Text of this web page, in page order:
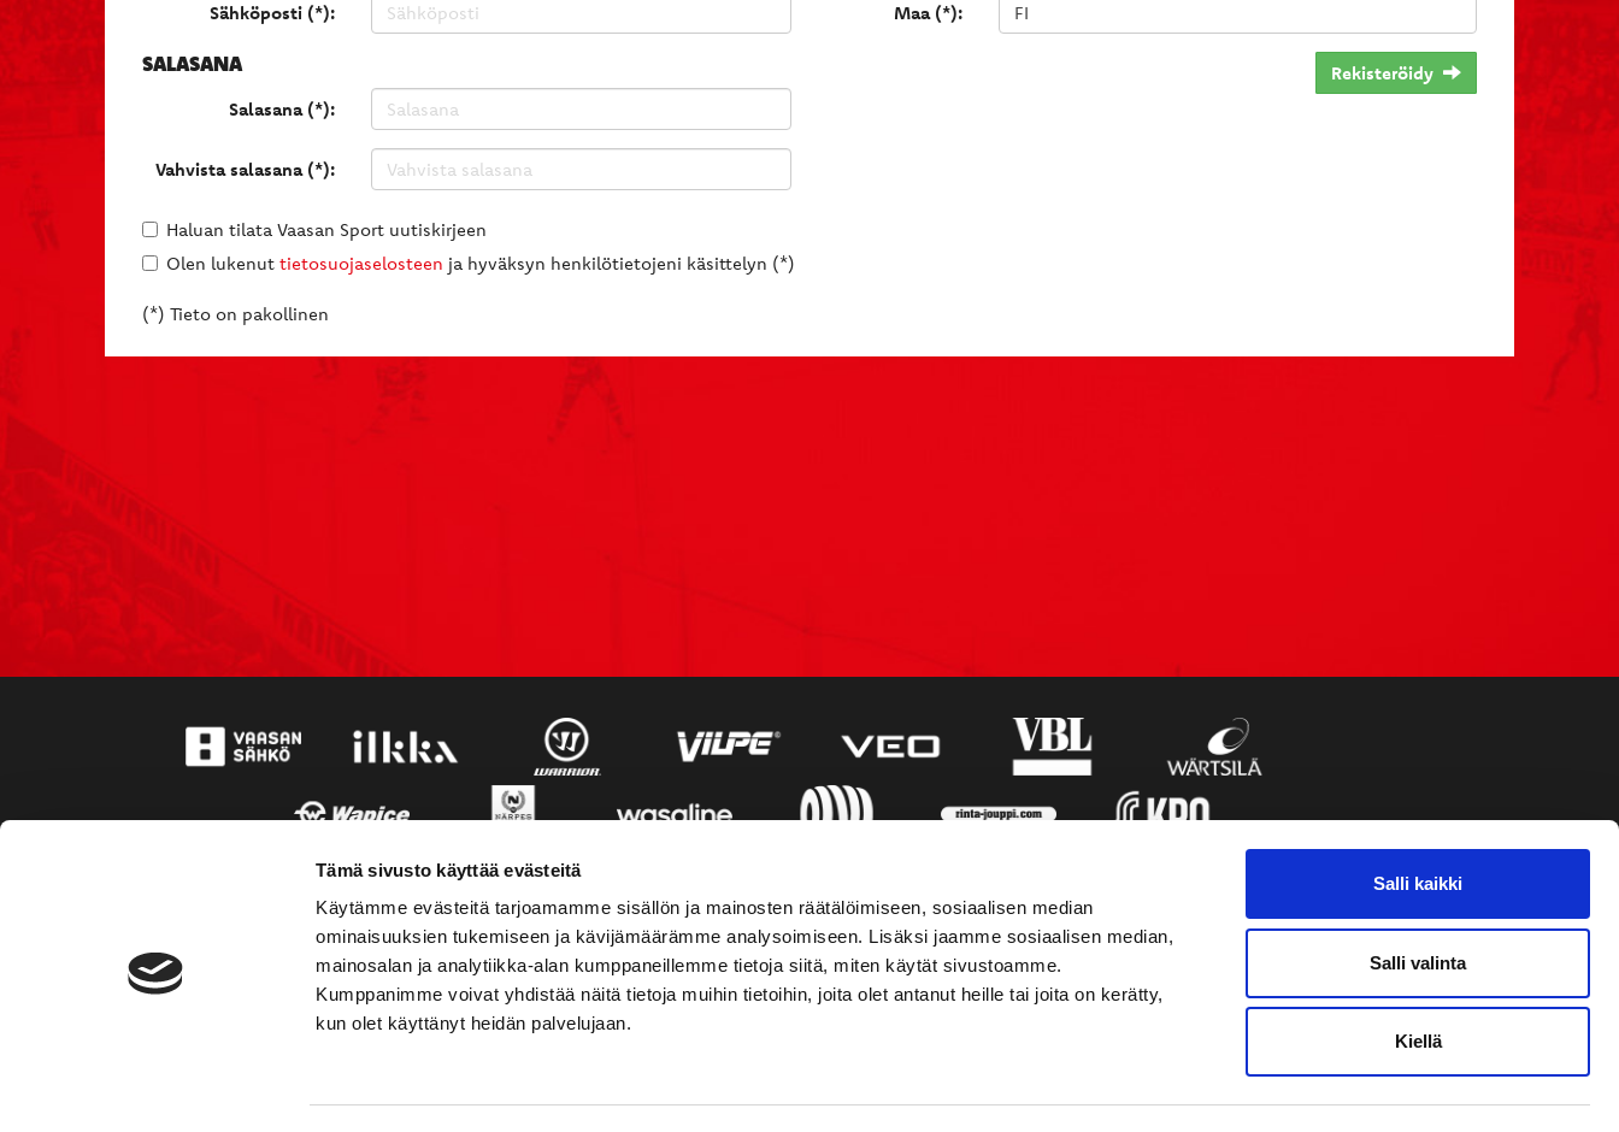
Tämä sivusto käyttää evästeitä
Käytämme evästeitä tarjoamamme sisällön ja mainosten räätälöimiseen, sosiaalisen median
ominaisuuksien tukemiseen ja kävijämäärämme analysoimiseen. Lisäksi jaamme sosiaalisen median,
mainosalan ja analytiikka-alan kumppaneillemme tietoja siitä, miten käytät sivustoamme.
Kumppanimme voivat yhdistää näitä tietoja muihin tietoihin, joita olet antanut heille tai joita on kerätty,
kun olet käyttänyt heidän palvelujaan.
Salli kaikki
Salli valinta
Kiellä
Sähköposti (*):
SALASANA
Salasana (*):
Vahvista salasana (*):
Maa (*):
Rekisteröidy
Haluan tilata Vaasan Sport uutiskirjeen
Olen lukenut tietosuojaselosteen ja hyväksyn henkilötietojeni käsittelyn (*)
(*) Tieto on pakollinen
YHTEYSTIEDOT SOSIAALINEN MEDIA VAASAN SPORT UUTISKIRJE